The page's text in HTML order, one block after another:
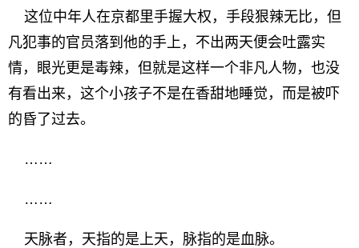
这位中年人在京都里手握大权，手段狠辣无比，但
凡犯事的官员落到他的手上，不出两天便会吐露实
情，眼光更是毒辣，但就是这样一个非凡人物，也没
有看出来，这个小孩子不是在香甜地睡觉，而是被吓
的昏了过去。
……
……
天脉者，天指的是上天，脉指的是血脉。